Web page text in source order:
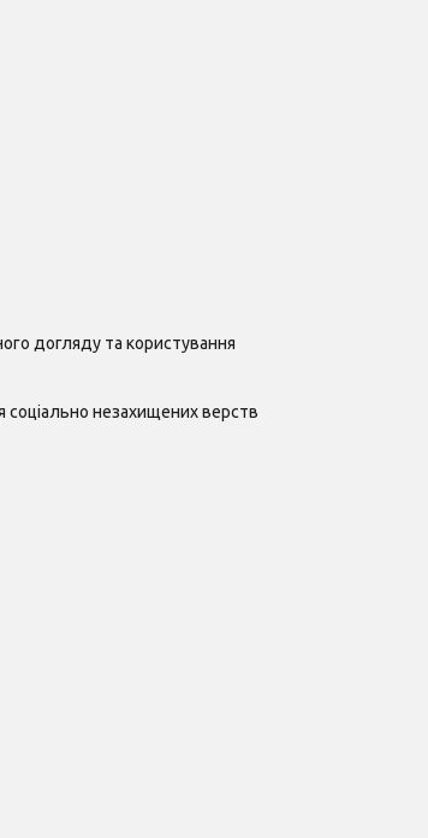
догляду та користування
соціально незахищених верств